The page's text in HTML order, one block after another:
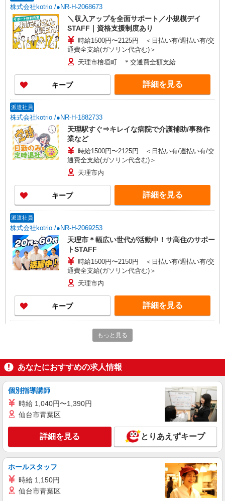
株式会社kotrio /●NR-H-2068673
＼収入アップを全面サポート／小規模デイ
STAFF｜資格支援制度あり
時給1500円〜2125円 ＜日払い有/週払い有/交
通費全支給(ガソリン代含む)＞
天理市檜垣町 ＊交通費全額支給
キープ 詳細を見る
派遣社員
株式会社kotrio /●NR-H-1882733
天理駅すぐ⇒キレイな病院で介護補助/事務作
業など
時給1500円〜2125円 ＜日払い有/週払い有/交
通費全支給(ガソリン代含む)＞
天理市内
キープ 詳細を見る
派遣社員
株式会社kotrio /●NR-H-2069253
天理市＊幅広い世代が活動中！サ高住のサポー
トSTAFF
時給1500円〜2150円 ＜日払い有/週払い有/交
通費全支給(ガソリン代含む)＞
天理市内
キープ 詳細を見る
株式会社kotrio /●NR-H-2067046
サポートなど
時給1500円〜2125円 ＜日払い有/週払い有/交
通費全支給(ガソリン代含む)＞
天理市檜垣町 ＊交通費全額支給
キープ 詳細を見る
株式会社kotrio /●NR-H-2028468
時給1500円〜2125円 ＜日払い有/週払い有/交
もっと見る
あなたにおすすめの求人情報
個別指導講師
時給 1,040円〜1,390円
仙台市青葉区
詳細を見る とりあえずキープ
ホールスタッフ
時給 1,150円
仙台市青葉区